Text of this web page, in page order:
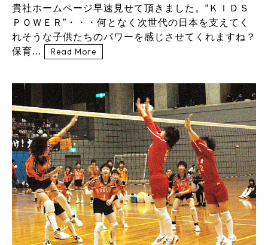
貴社ホームページ早速見せて頂きました。“ＫＩＤＳ
ＰＯＷＥＲ”・・・何となく次世代の日本を支えてく
れそうな子供たちのパワーを感じさせてくれますね？
保育...
Read More